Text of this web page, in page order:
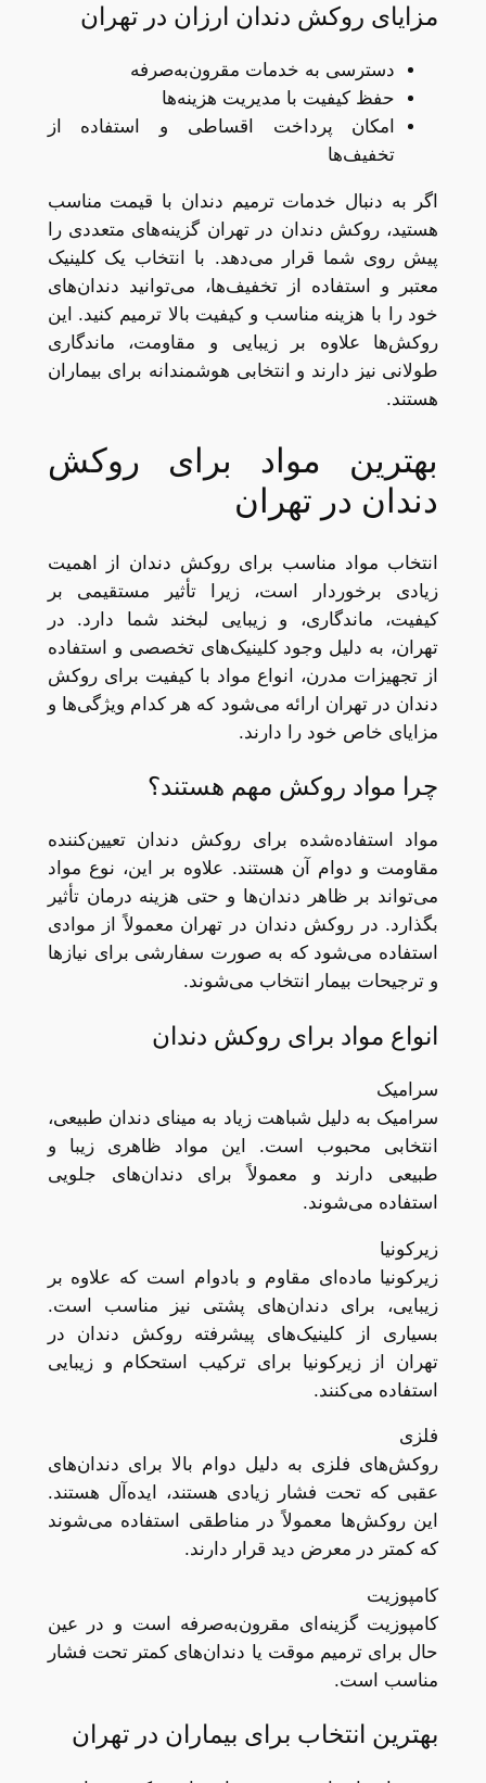
مزایای روکش دندان ارزان در تهران
دسترسی به خدمات مقرون‌به‌صرفه
حفظ کیفیت با مدیریت هزینه‌ها
امکان پرداخت اقساطی و استفاده از
تخفیف‌ها
اگر به دنبال خدمات ترمیم دندان با قیمت مناسب
هستید، روکش دندان در تهران گزینه‌های متعددی را
پیش روی شما قرار می‌دهد. با انتخاب یک کلینیک
معتبر و استفاده از تخفیف‌ها، می‌توانید دندان‌های
خود را با هزینه مناسب و کیفیت بالا ترمیم کنید. این
روکش‌ها علاوه بر زیبایی و مقاومت، ماندگاری
طولانی نیز دارند و انتخابی هوشمندانه برای بیماران
هستند.
بهترین مواد برای روکش
دندان در تهران
انتخاب مواد مناسب برای روکش دندان از اهمیت
زیادی برخوردار است، زیرا تأثیر مستقیمی بر
کیفیت، ماندگاری، و زیبایی لبخند شما دارد. در
تهران، به دلیل وجود کلینیک‌های تخصصی و استفاده
از تجهیزات مدرن، انواع مواد با کیفیت برای روکش
دندان در تهران ارائه می‌شود که هر کدام ویژگی‌ها و
مزایای خاص خود را دارند.
چرا مواد روکش مهم هستند؟
مواد استفاده‌شده برای روکش دندان تعیین‌کننده
مقاومت و دوام آن هستند. علاوه بر این، نوع مواد
می‌تواند بر ظاهر دندان‌ها و حتی هزینه درمان تأثیر
بگذارد. در روکش دندان در تهران معمولاً از موادی
استفاده می‌شود که به صورت سفارشی برای نیازها
و ترجیحات بیمار انتخاب می‌شوند.
انواع مواد برای روکش دندان
سرامیک
سرامیک به دلیل شباهت زیاد به مینای دندان طبیعی،
انتخابی محبوب است. این مواد ظاهری زیبا و
طبیعی دارند و معمولاً برای دندان‌های جلویی
استفاده می‌شوند.
زیرکونیا
زیرکونیا ماده‌ای مقاوم و بادوام است که علاوه بر
زیبایی، برای دندان‌های پشتی نیز مناسب است.
بسیاری از کلینیک‌های پیشرفته روکش دندان در
تهران از زیرکونیا برای ترکیب استحکام و زیبایی
استفاده می‌کنند.
فلزی
روکش‌های فلزی به دلیل دوام بالا برای دندان‌های
عقبی که تحت فشار زیادی هستند، ایده‌آل هستند.
این روکش‌ها معمولاً در مناطقی استفاده می‌شوند
که کمتر در معرض دید قرار دارند.
کامپوزیت
کامپوزیت گزینه‌ای مقرون‌به‌صرفه است و در عین
حال برای ترمیم موقت یا دندان‌های کمتر تحت فشار
مناسب است.
بهترین انتخاب برای بیماران در تهران